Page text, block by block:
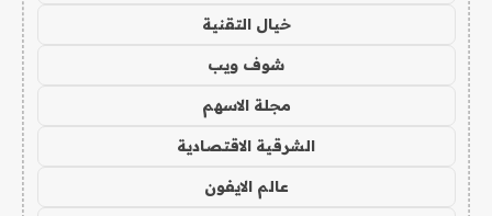
خيال التقنية
شوف ويب
مجلة الاسهم
الشرقية الاقتصادية
عالم الايفون